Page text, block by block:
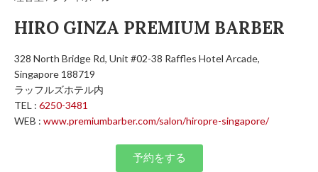
HIRO GINZA PREMIUM BARBER
328 North Bridge Rd, Unit #02-38 Raffles Hotel Arcade,
Singapore 188719
ラッフルズホテル内
TEL : 6250-3481
WEB : www.premiumbarber.com/salon/hiropre-singapore/
予約をする